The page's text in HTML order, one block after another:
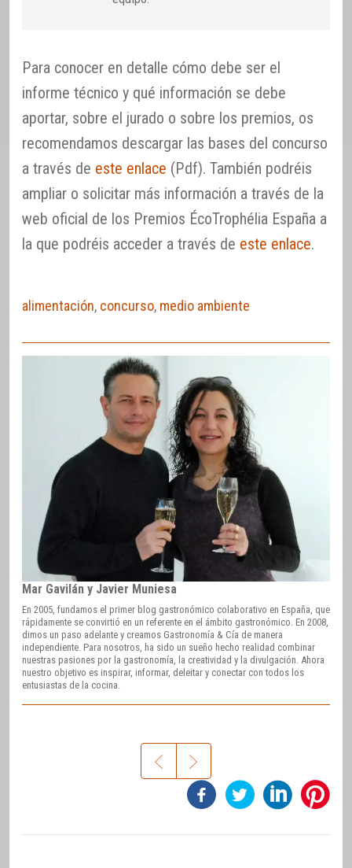
Para conocer en detalle cómo debe ser el
informe técnico y qué información se debe
aportar, sobre el jurado o sobre los premios, os
recomendamos descargar las bases del concurso
a través de este enlace (Pdf). También podréis
ampliar o solicitar más información a través de la
web oficial de los Premios ÉcoTrophélia España a
la que podréis acceder a través de este enlace.
alimentación, concurso, medio ambiente
Mar Gavilán y Javier Muniesa
En 2005, fundamos el primer blog gastronómico colaborativo en España, que
rápidamente se convirtió en un referente en el ámbito gastronómico. En 2008,
dimos un paso adelante y creamos Gastronomía & Cía de manera
independiente. Para nosotros, ha sido un sueño hecho realidad combinar
nuestras pasiones por la gastronomía, la creatividad y la divulgación. Ahora
nuestro objetivo es inspirar, informar, deleitar y conectar con todos los
entusiastas de la cocina.